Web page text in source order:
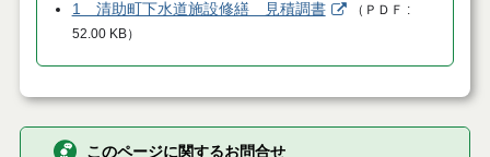
1 清助町下水道施設修繕 見積調書 （ ＰＤＦ
52.00 KB）
このページに関するお問合せ